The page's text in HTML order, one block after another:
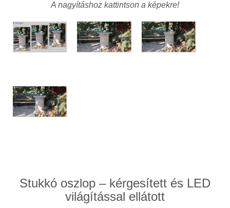
A nagyításhoz kattintson a képekre!
Stukkó oszlop – kérgesített és LED
világítással ellátott